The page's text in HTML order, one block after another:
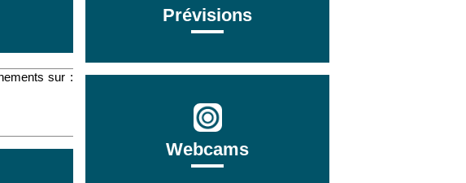
sur :
Prévisions
Webcams